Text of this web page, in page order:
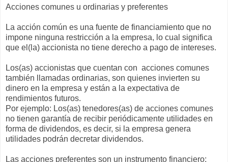
Acciones comunes u ordinarias y preferentes
La acción común es una fuente de financiamiento que no
impone ninguna restricción a la empresa, lo cual significa
que el(la) accionista no tiene derecho a pago de intereses.
Los(as) accionistas que cuentan con acciones comunes
también llamadas ordinarias, son quienes invierten su
dinero en la empresa y están a la expectativa de
rendimientos futuros.
Por ejemplo: Los(as) tenedores(as) de acciones comunes
no tienen garantía de recibir periódicamente utilidades en
forma de dividendos, es decir, si la empresa genera
utilidades podrán decretar dividendos.
Las acciones preferentes son un instrumento financiero;